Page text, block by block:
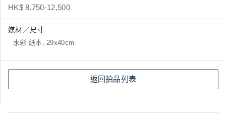
HK$ 8,750-12,500
媒材／尺寸
水彩 紙本, 29x40cm
返回拍品列表